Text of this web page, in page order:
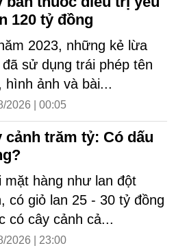
120 tỷ đồng
2023, những kẻ lừa
sử dụng trái phép tên
hình ảnh và bài...
2026 | 00:05
cảnh trăm tỷ: Có dấu
mặt hàng như lan đột
có giỏ lan 25 - 30 tỷ đồng
có cây cảnh cả...
2026 | 23:00